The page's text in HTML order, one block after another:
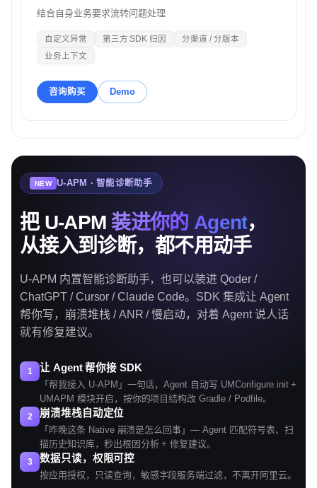
结合自身业务要求流转问题处理
自定义异常 第三方 SDK 归因
分渠道 / 分版本
业务上下文
咨询购买 Demo
NEW U-APM · 智能诊断助手
把 U-APM装进你的 Agent，
从接入到诊断，都不用动手
U-APM 内置智能诊断助手，也可以装进 Qoder /
ChatGPT / Cursor / Claude Code。SDK 集成让 Agent
帮你写，崩溃堆栈 / ANR / 慢启动，对着 Agent 说人话
就有修复建议。
1 让 Agent 帮你接 SDK
「帮我接入 U-APM」一句话，Agent 自动写 UMConfigure.init +
UMAPM 模块开启，按你的项目结构改 Gradle / Podfile。
2 崩溃堆栈自动定位
「昨晚这条 Native 崩溃是怎么回事」— Agent 匹配符号表、扫
描历史知识库，秒出根因分析 + 修复建议。
3 数据只读，权限可控
按应用授权，只读查询，敏感字段服务端过滤，不离开阿里云。